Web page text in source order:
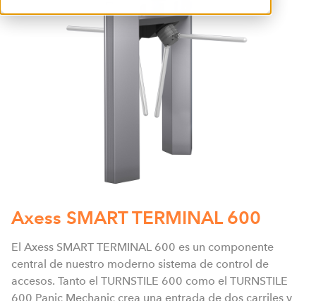
Axess SMART TERMINAL 600
El Axess SMART TERMINAL 600 es un componente
central de nuestro moderno sistema de control de
accesos. Tanto el TURNSTILE 600 como el TURNSTILE
600 Panic Mechanic crea una entrada de dos carriles y